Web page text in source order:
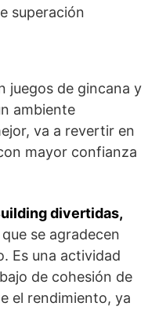
superación
juegos de gincana y
ambiente
va a revertir en
mayor confianza
divertidas,
se agradecen
Es una actividad
de cohesión de
el rendimiento, ya